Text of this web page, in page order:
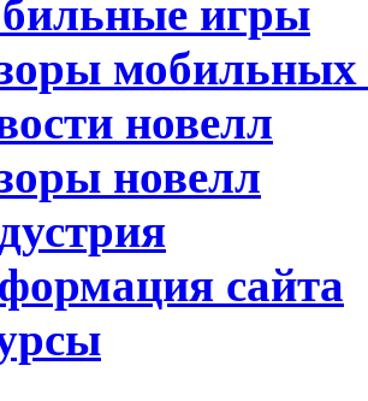
игры
мобильных
новелл
новелл
сайта